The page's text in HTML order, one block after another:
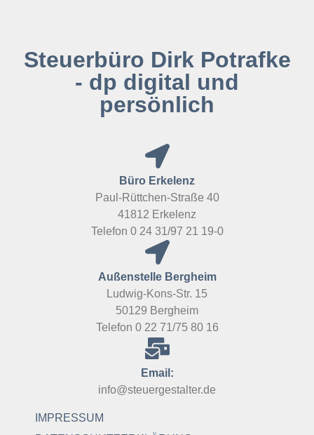
Steuerbüro Dirk Potrafke
- dp digital und
persönlich
Büro Erkelenz
Paul-Rüttchen-Straße 40
41812 Erkelenz
Telefon 0 24 31/97 21 19-0
Außenstelle Bergheim
Ludwig-Kons-Str. 15
50129 Bergheim
Telefon 0 22 71/75 80 16
Email:
info@steuergestalter.de
IMPRESSUM